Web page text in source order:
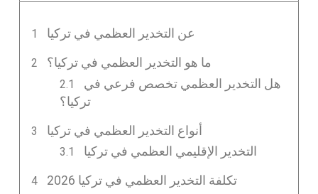
عن التخدير العظمي في تركيا
ما هو التخدير العظمي في تركيا؟
هل التخدير العظمي تخصص فرعي في
تركيا؟
أنواع التخدير العظمي في تركيا
التخدير الإقليمي العظمي في تركيا
تكلفة التخدير العظمي في تركيا 2026